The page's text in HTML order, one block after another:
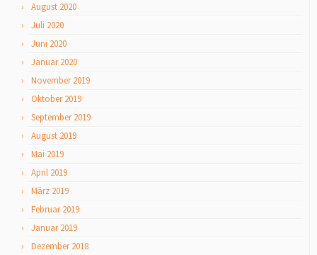
August 2020
Juli 2020
Juni 2020
Januar 2020
November 2019
Oktober 2019
September 2019
August 2019
Mai 2019
April 2019
März 2019
Februar 2019
Januar 2019
Dezember 2018